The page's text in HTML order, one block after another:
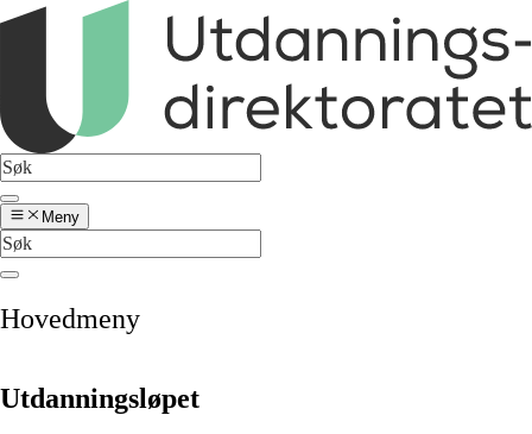
Meny
Hovedmeny
Utdanningsløpet